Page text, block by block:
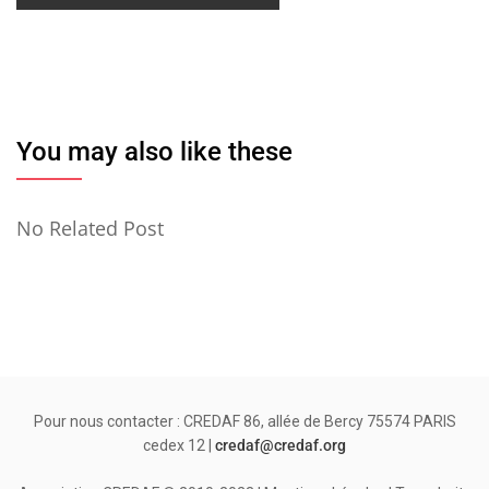
You may also like these
No Related Post
Pour nous contacter : CREDAF 86, allée de Bercy 75574 PARIS
cedex 12 | credaf@credaf.org